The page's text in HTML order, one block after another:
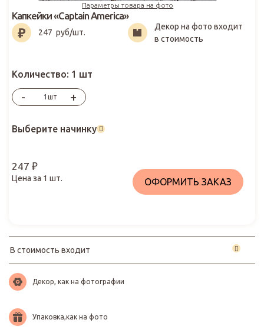
Параметры товара на фото
247₽
Капкейки «Captain America»
247 руб/шт.
Декор на фото входит
в стоимость
Количество: 1 шт
- шт +
Выберите начинку
247 ₽
Цена за 1 шт. ОФОРМИТЬ ЗАКАЗ
В стоимость входит
Декор, как на фотографии
Упаковка,как на фото